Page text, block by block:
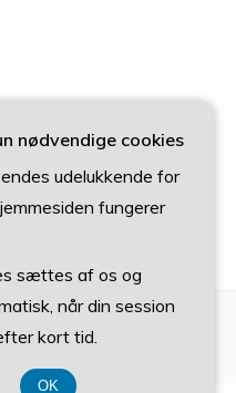
nødvendige cookies
udelukkende for
fungerer
sættes af os og
når din session
kort tid.
OK